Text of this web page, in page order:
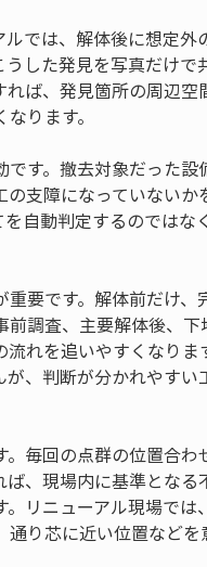
では、解体後に想定
した発見を写真だけで
ば、発見箇所の周辺
ります。
す。撤去対象だった
支障になっていない
自動判定するのではな
要です。解体前だけ、
調査、主要解体後、
れを追いやすくなり
、判断が分かれやす
毎回の点群の位置合
、現場内に基準とな
リニューアル現場では
り芯に近い位置など